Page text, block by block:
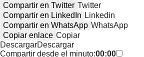
Compartir en Twitter Twitter
Compartir en LinkedIn Linkedin
Compartir en WhatsApp WhatsApp
Copiar enlace Copiar
DescargarDescargar
Compartir desde el minuto:00:00